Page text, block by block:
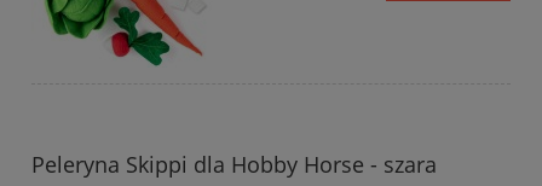
Peleryna Skippi dla Hobby Horse - szara